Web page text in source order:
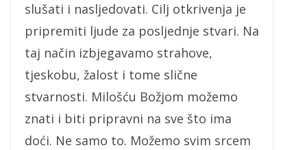
slušati i nasljedovati. Cilj otkrivenja je
pripremiti ljude za posljednje stvari. Na
taj način izbjegavamo strahove,
tjeskobu, žalost i tome slične
stvarnosti. Milošću Božjom možemo
znati i biti pripravni na sve što ima
doći. Ne samo to. Možemo svim srcem